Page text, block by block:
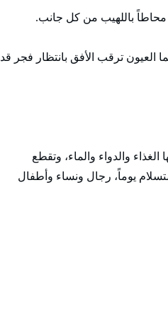
باللهيب من كل جانب.
العيون ترقب الأفق بانتظار فجر قد
والدواء والماء، وتقطع
يوماً، رجال ونساء وأطفال